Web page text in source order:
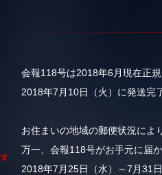
会報118号は2018年6月現在正
2018年7月10日（火）に発送完
お住まいの地域の郵便状況によ
万一、会報118号がお手元に届
2018年7月25日（水）～7月31